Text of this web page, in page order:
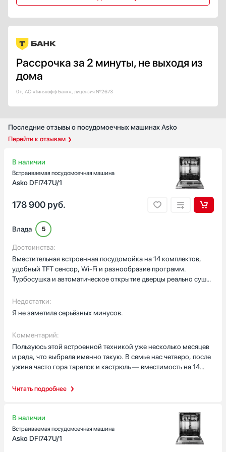
Крепление фасада
Жесткое
Половинная загрузка
Есть
Класс энергопотребления
A
А+++
B
Класс сушки
A
Класс мойки
A
A+
Автоматическое открывание двери в конце цикла
Есть
Открывание двери нажатием или постукиванием
Белый
Под фасад
Рассрочка за 2 минуты, не выходя из
дома
0+, АО «Тинькофф Банк», лицензия №2673
Последние отзывы о посудомоечных машинах Asko
Перейти к отзывам
В наличии
Встраиваемая посудомоечная машина
Asko DFI747U/1
178 900 руб.
Читать подробнее
Влада 5
Достоинства:
Вместительная встроенная посудомойка на 14 комплектов,
удобный TFT сенсор, Wi‑Fi и разнообразие программ.
Турбосушка и автоматическое открытие дверцы реально сушат
Недостатки:
Я не заметила серьёзных минусов.
Комментарий:
Пользуюсь этой встроенной техникой уже несколько месяцев
и рада, что выбрала именно такую. В семье нас четверо, после
ужина часто гора тарелок и кастрюль — вместимость на 14
бокалы для вина на отдельную полку. Instant Lift позволил
для бутылок удобны для нестандартной посуды. Режимы
поражают: у меня есть экономичная и быстрая программы для
повседневных нужд, интенсивная для пригоревшей посуды,
В наличии
Встраиваемая посудомоечная машина
Asko DFI747U/1